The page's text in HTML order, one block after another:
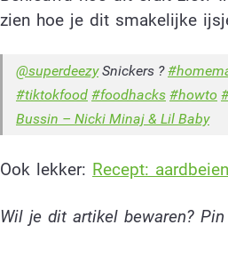
zien hoe je dit smakelijke
@superdeezySnickers ?
#tiktokfood #foodhacks #howto
Bussin – Nicki Minaj & Lil Baby
Ook lekker: Recept:
Wil je dit artikel bewaren?